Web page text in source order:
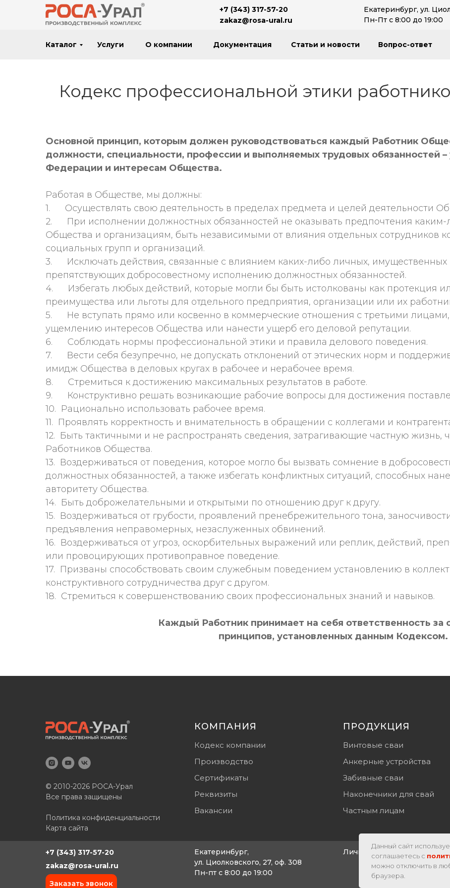
Статьи и новости Вопрос-ответ
Документация
О компании
Услуги
Каталог
zakaz@rosa-ural.ru
+7 (343) 317-57-20
Екатеринбург, ул.
Пн-Пт с 8:00 до 19:00
Данный сайт
соглашаетесь с
можно отключить в
браузера.
Кодекс профессиональной этики
Основной принцип, которым должен руководствоваться каждый Работник
должности, специальности, профессии и выполняемых трудовых обязанностей
Федерации и интересам Общества.
Работая в Обществе, мы должны:
1. Осуществлять свою деятельность в пределах предмета и целей деятельности
2. При исполнении должностных обязанностей не оказывать предпочтения
Общества и организациям, быть независимыми от влияния отдельных сотрудников
социальных групп и организаций.
3. Исключать действия, связанные с влиянием каких-либо личных, имущественных
препятствующих добросовестному исполнению должностных обязанностей.
4. Избегать любых действий, которые могли бы быть истолкованы как протекция
преимущества или льготы для отдельного предприятия, организации или их
5. Не вступать прямо или косвенно в коммерческие отношения с третьими лицами,
ущемлению интересов Общества или нанести ущерб его деловой репутации.
6. Соблюдать нормы профессиональной этики и правила делового поведения.
7. Вести себя безупречно, не допускать отклонений от этических норм и
имидж Общества в деловых кругах в рабочее и нерабочее время.
8. Стремиться к достижению максимальных результатов в работе.
9. Конструктивно решать возникающие рабочие вопросы для достижения
10. Рационально использовать рабочее время.
11. Проявлять корректность и внимательность в обращении с коллегами и
12. Быть тактичными и не распространять сведения, затрагивающие частную жизнь,
Работников Общества.
13. Воздерживаться от поведения, которое могло бы вызвать сомнение в
должностных обязанностей, а также избегать конфликтных ситуаций, способных
авторитету Общества.
14. Быть доброжелательными и открытыми по отношению друг к другу.
15. Воздерживаться от грубости, проявлений пренебрежительного тона,
предъявления неправомерных, незаслуженных обвинений.
16. Воздерживаться от угроз, оскорбительных выражений или реплик, действий,
или провоцирующих противоправное поведение.
17. Призваны способствовать своим служебным поведением установлению в
конструктивного сотрудничества друг с другом.
18. Стремиться к совершенствованию своих профессиональных знаний и навыков.
Каждый Работник принимает на себя ответственность за
принципов, установленных данным Кодексом.
© 2010-2026 РОСА-Урал
Все права защищены
Политика конфиденциальности
Карта сайта
КОМПАНИЯ
Кодекс компании
Производство
Сертификаты
Реквизиты
Вакансии
ПРОДУКЦИЯ
Винтовые сваи
Анкерные устройства
Забивные сваи
Наконечники для свай
Частным лицам
Личный кабинет
Екатеринбург,
ул. Циолковского, 27, оф. 308
Пн-пт с 8:00 до 19:00
zakaz@rosa-ural.ru
+7 (343) 317-57-20
Заказать звонок